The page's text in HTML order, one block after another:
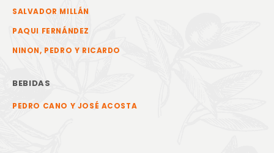
SALVADOR MILLÁN
PAQUI FERNÁNDEZ
NINON, PEDRO Y RICARDO
BEBIDAS
PEDRO CANO Y JOSÉ ACOSTA